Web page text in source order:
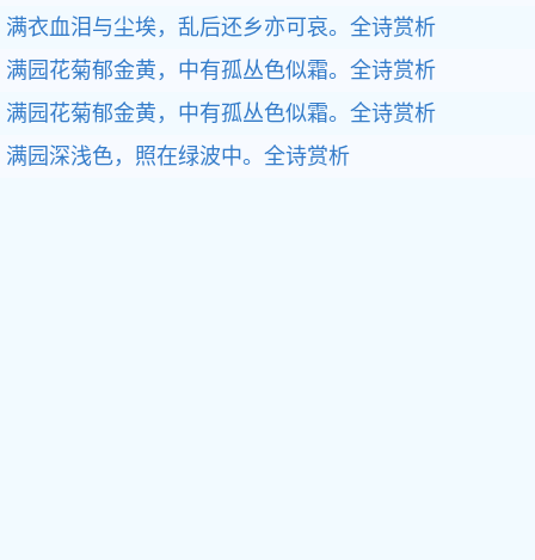
满衣血泪与尘埃，乱后还乡亦可哀。全诗赏析
满园花菊郁金黄，中有孤丛色似霜。全诗赏析
满园花菊郁金黄，中有孤丛色似霜。全诗赏析
满园深浅色，照在绿波中。全诗赏析